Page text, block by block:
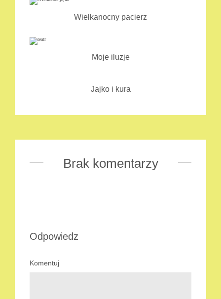
Wielkanocny pacierz
Moje iluzje
Jajko i kura
Brak komentarzy
Odpowiedz
Komentuj